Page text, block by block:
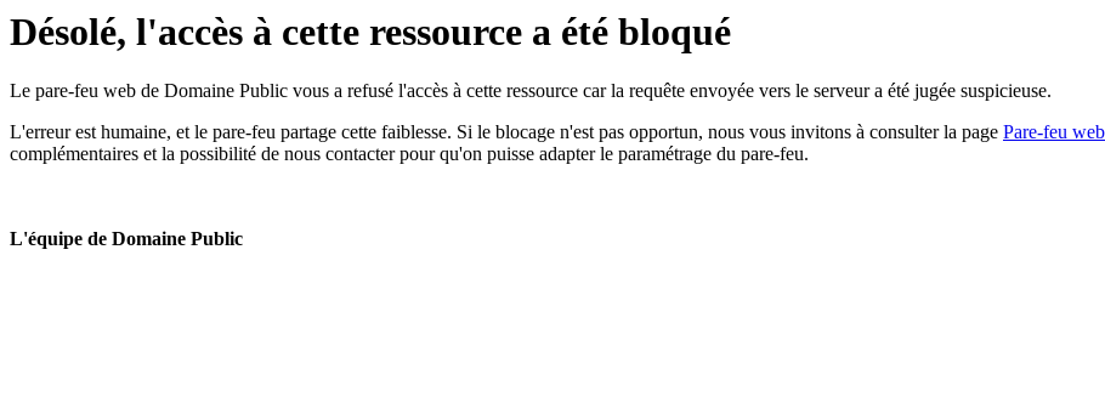
Désolé, l'accès à cette ressource a été bloqué
Le pare-feu web de Domaine Public vous a refusé l'accès à cette ressource car la requête envoyée vers le serveur a été jugée suspicieuse.
L'erreur est humaine, et le pare-feu partage cette faiblesse. Si le blocage n'est pas opportun, nous vous invitons à consulter la page Pare-feu
complémentaires et la possibilité de nous contacter pour qu'on puisse adapter le paramétrage du pare-feu.
L'équipe de Domaine Public